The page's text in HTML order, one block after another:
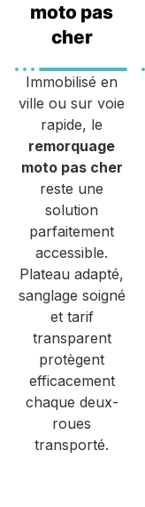
moto pas
cher
Immobilisé en
ville ou sur voie
rapide, le
remorquage
moto pas cher
reste une
solution
parfaitement
accessible.
Plateau adapté,
sanglage soigné
et tarif
transparent
protègent
efficacement
chaque deux-
roues
transporté.